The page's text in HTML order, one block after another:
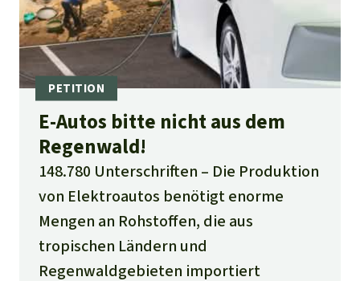
E-Autos bitte nicht aus dem
Regenwald!
148.780 Unterschriften
Die Produktion
von Elektroautos benötigt enorme
Mengen an Rohstoffen, die aus
tropischen Ländern und
Regenwaldgebieten importiert